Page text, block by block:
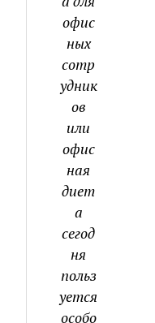
офис
ных
сотр
удник
ов
или
офис
ная
диет
а
сегод
ня
польз
уется
особо